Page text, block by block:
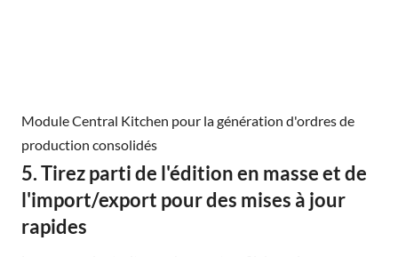
Module Central Kitchen pour la génération d'ordres de
production consolidés
5. Tirez parti de l'édition en masse et de
l'import/export pour des mises à jour
rapides